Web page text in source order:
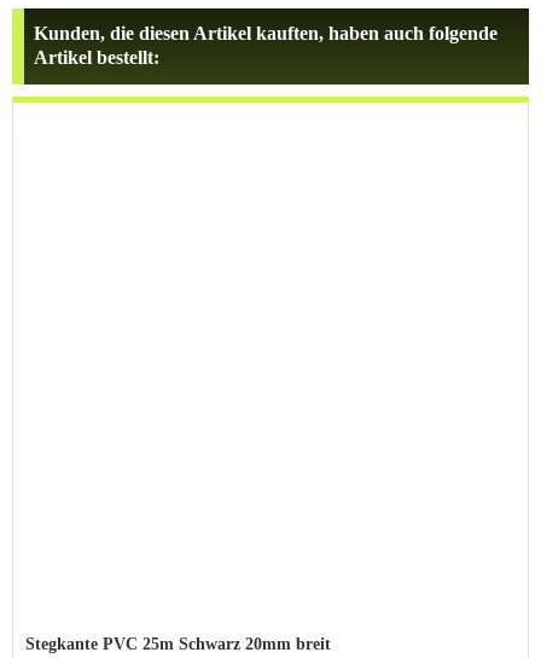
Kunden, die diesen Artikel kauften, haben auch folgende
Artikel bestellt:
Stegkante PVC 25m Schwarz 20mm breit